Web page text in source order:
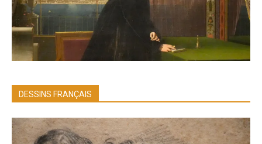
DESSINS FRANÇAIS